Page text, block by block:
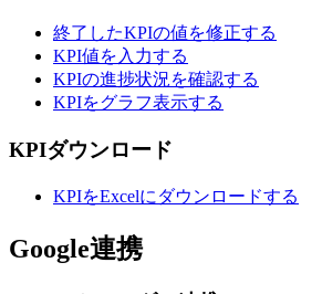
終了したKPIの値を修正する
KPI値を入力する
KPIの進捗状況を確認する
KPIをグラフ表示する
KPIダウンロード
KPIをExcelにダウンロードする
Google連携